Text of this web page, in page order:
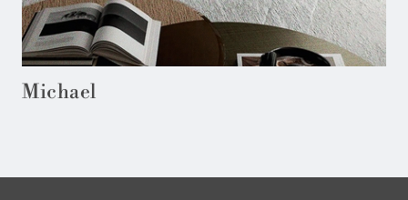
Michael